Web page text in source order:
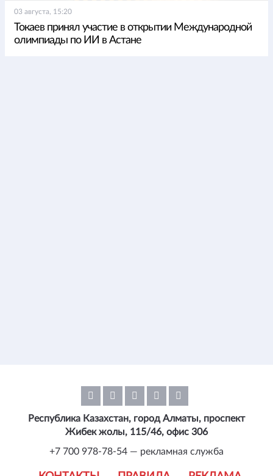
03 августа, 15:20
Токаев принял участие в открытии Международной
олимпиады по ИИ в Астане
Республика Казахстан, город Алматы, проспект
Жибек жолы, 115/46, офис 306
+7 700 978-78-54 — рекламная служба